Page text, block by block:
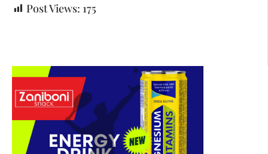
Post Views: 175